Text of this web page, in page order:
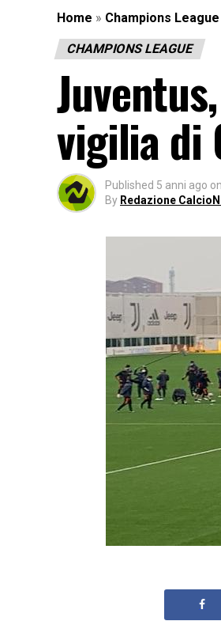
Home » Champions League
CHAMPIONS LEAGUE
vigilia di
Published 5 anni ago on
By Redazione